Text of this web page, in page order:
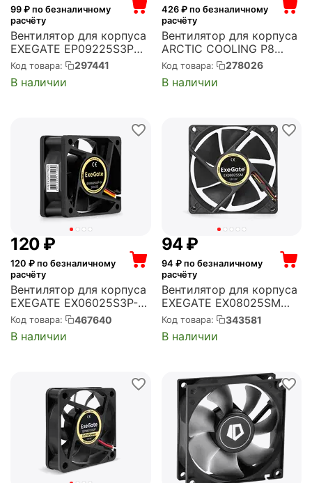
99 ₽ по безналичному
расчёту
Вентилятор для корпуса
EXEGATE EP09225S3P
92x92x25 мм, 2600 об/
мин, 51 CFM, 32 дБ, 3 pin
(EX283383RUS)
Код товара: 297441
В наличии
426₽ по безналичному
расчёту
Вентилятор для корпуса
ARCTIC COOLING P8
Black/Black 80x80x25
мм, 3000 об/мин, 23
CFM, 22 дБ, 3 pin
Код товара: 278026
В наличии
‍120‍ ₽
120 ₽ по безналичному
расчёту
Вентилятор для корпуса
EXEGATE EX06025S3P-
24 60x60x25 мм, 5000
об/мин, 25 CFM, 34 дБ, 3
pin (EX297077RUS)
Код товара: 467640
В наличии
‍94‍₽
94 ₽ по безналичному
расчёту
Вентилятор для корпуса
EXEGATE EX08025SM
80x80x25 мм, 2200 об/
мин, 31 CFM, 22 дБ,
Molex (EX283381RUS)
Код товара: 343581
В наличии